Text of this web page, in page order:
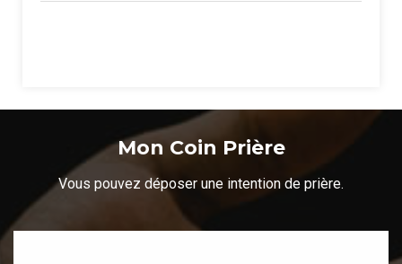
Mon Coin Prière
Vous pouvez déposer une intention de prière.